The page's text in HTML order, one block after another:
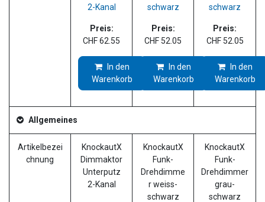
2-Kanal
Preis:
CHF62.55
In den
Warenkorb
schwarz
Preis:
CHF 52.05
In den
Warenkorb
schwarz
Preis:
CHF 52.05
In den
Warenkorb
Allgemeines
Artikelbezei
chnung
KnockautX
Dimmaktor
Unterputz
2-Kanal
KnockautX
Funk-
Drehdimme
r weiss-
schwarz
KnockautX
Funk-
Drehdimmer
grau-
schwarz